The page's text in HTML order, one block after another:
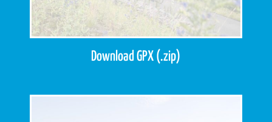
Download GPX (.zip)